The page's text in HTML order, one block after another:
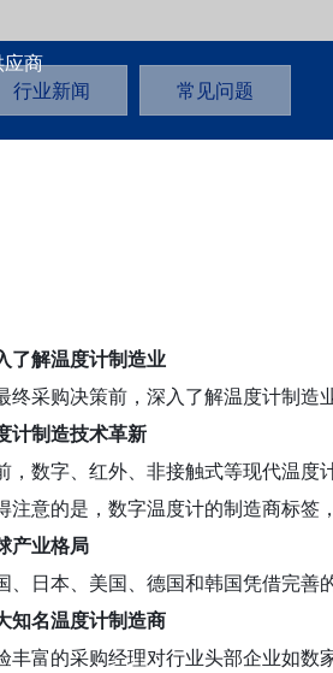
行业新闻 常见问题
了解温度计制造业
终采购决策前，深入了解温度计制造
计制造技术革新
，数字、红外、非接触式等现代温
注意的是，数字温度计的制造商标签
产业格局
、日本、美国、德国和韩国凭借完善
知名温度计制造商
丰富的采购经理对行业头部企业如数